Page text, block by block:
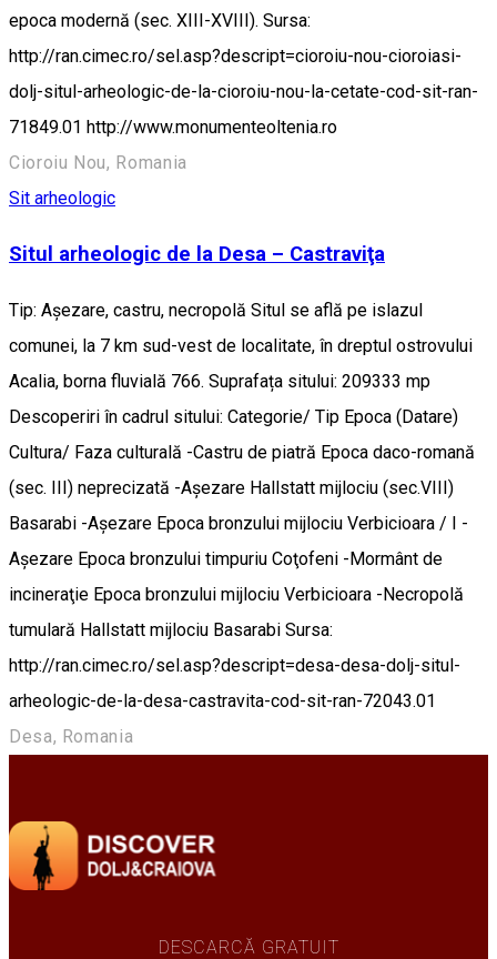
epoca modernă (sec. XIII-XVIII). Sursa:
http://ran.cimec.ro/sel.asp?descript=cioroiu-nou-cioroiasi-
dolj-situl-arheologic-de-la-cioroiu-nou-la-cetate-cod-sit-ran-
71849.01 http://www.monumenteoltenia.ro
Cioroiu Nou, Romania
Sit arheologic
Situl arheologic de la Desa – Castraviţa
Tip: Aşezare, castru, necropolă Situl se află pe islazul
comunei, la 7 km sud-vest de localitate, în dreptul ostrovului
Acalia, borna fluvială 766. Suprafața sitului: 209333 mp
Descoperiri în cadrul sitului: Categorie/ Tip Epoca (Datare)
Cultura/ Faza culturală -Castru de piatră Epoca daco-romană
(sec. III) neprecizată -Aşezare Hallstatt mijlociu (sec.VIII)
Basarabi -Aşezare Epoca bronzului mijlociu Verbicioara / I -
Aşezare Epoca bronzului timpuriu Coţofeni -Mormânt de
incineraţie Epoca bronzului mijlociu Verbicioara -Necropolă
tumulară Hallstatt mijlociu Basarabi Sursa:
http://ran.cimec.ro/sel.asp?descript=desa-desa-dolj-situl-
arheologic-de-la-desa-castravita-cod-sit-ran-72043.01
Desa, Romania
DESCARCĂ GRATUIT